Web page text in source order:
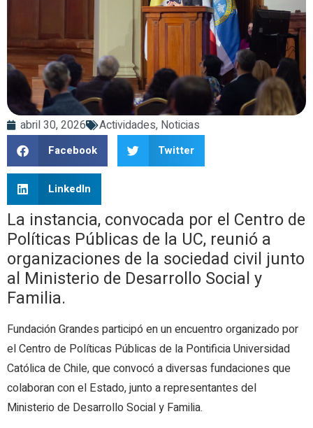
abril 30, 2026 Actividades, Noticias
Facebook Twitter
LinkedIn
La instancia, convocada por el Centro de
Políticas Públicas de la UC, reunió a
organizaciones de la sociedad civil junto
al Ministerio de Desarrollo Social y
Familia.
Fundación Grandes participó en un encuentro organizado por
el Centro de Políticas Públicas de la Pontificia Universidad
Católica de Chile, que convocó a diversas fundaciones que
colaboran con el Estado, junto a representantes del
Ministerio de Desarrollo Social y Familia.